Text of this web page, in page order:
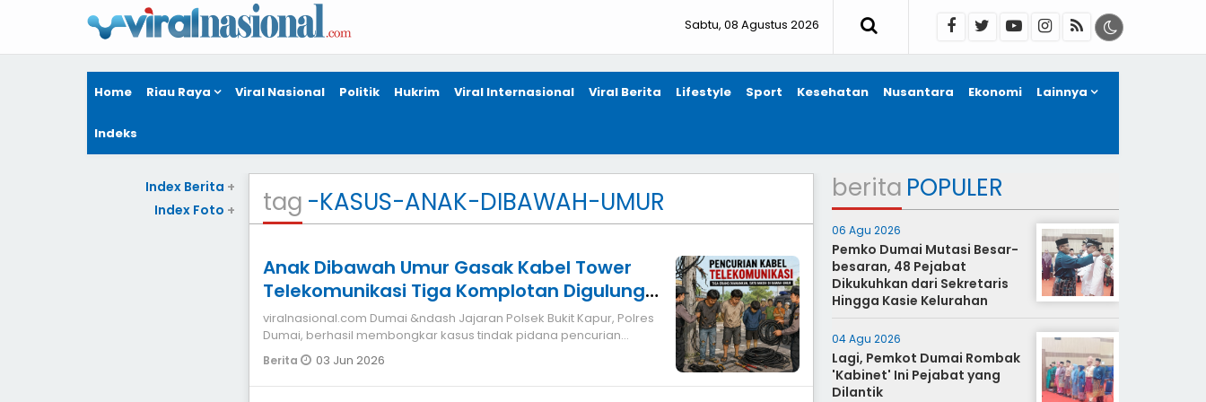
Sabtu, 08 Agustus 2026
Home Riau Raya Viral Nasional Politik Hukrim Viral Internasional Viral Berita Lifestyle Sport Kesehatan Nusantara Ekonomi Lainnya
Indeks
tag -KASUS-ANAK-DIBAWAH-UMUR
Anak Dibawah Umur Gasak Kabel Tower
Telekomunikasi Tiga Komplotan Digulung
polisi
viralnasional.com Dumai &ndash Jajaran Polsek Bukit Kapur, Polres
Dumai, berhasil membongkar kasus tindak pidana pencurian
dengan pemberat
Berita 03 Jun 2026
Index Berita +
Index Foto +
berita POPULER
06 Agu 2026
Pemko Dumai Mutasi Besar-
besaran, 48 Pejabat
Dikukuhkan dari Sekretaris
Hingga Kasie Kelurahan
04 Agu 2026
Lagi, Pemkot Dumai Rombak
'Kabinet' Ini Pejabat yang
Dilantik